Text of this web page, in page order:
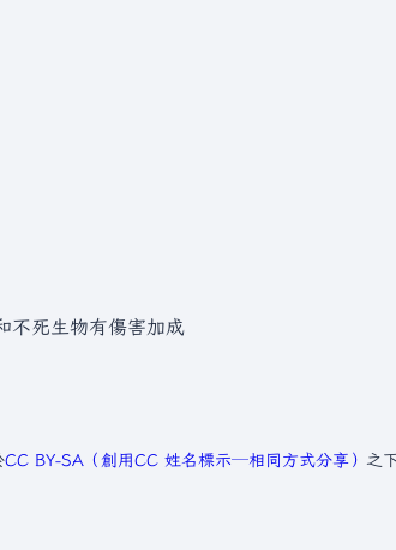
不死生物有傷害加成
CC BY-SA（創用CC 姓名標示─相同方式分享） 之